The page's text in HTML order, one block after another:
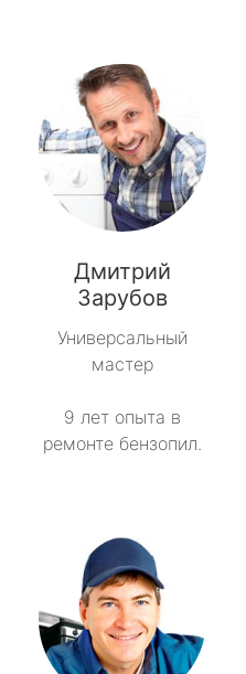
Дмитрий
Зарубов
Универсальный
мастер
9 лет опыта в
ремонте бензопил.